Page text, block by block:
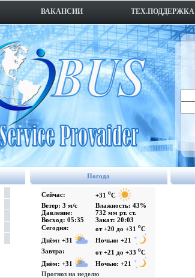
ВАКАНСИИ ТЕХ.ПОДДЕРЖКА
Погода
Сейчас: +31 oC
Ветер: 3 м/с
Влажность: 43%
Давление:
732 мм рт. ст.
Восход: 05:35
Закат: 20:03
Сегодня:
от +20 до +31 oC
Днём: +31
Ночью: +21
Завтра:
от +21 до +33 oC
Днём: +31
Ночью: +21
Прогноз на неделю